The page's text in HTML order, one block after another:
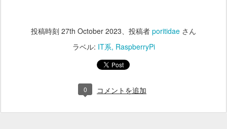
投稿時刻 27th October 2023、投稿者 poritidae さん
ラベル: IT系 RaspberryPi
0 コメントを追加